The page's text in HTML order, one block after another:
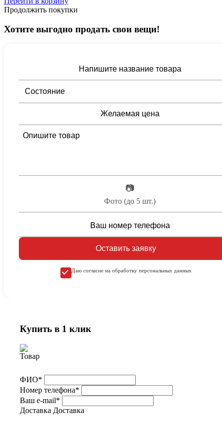
Продолжить покупки
Хотите выгодно продать свои вещи!
📷
Фото (до 5 шт.)
Оставить заявку
Даю согласие на обработку персональных данных
Купить в 1 клик
ФИО*
Номер телефона*
Ваш e-mail*
Доставка Доставка